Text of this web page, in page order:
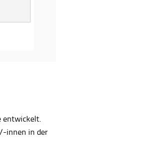
entwickelt.
innen in der